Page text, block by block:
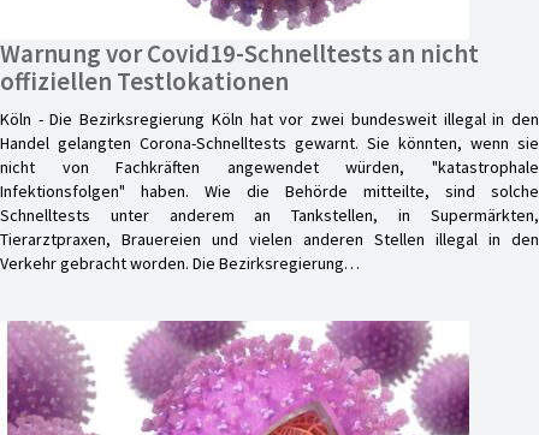
Warnung vor Covid19-Schnelltests an nicht
offiziellen Testlokationen
Köln - Die Bezirksregierung Köln hat vor zwei bundesweit illegal in den
Handel gelangten Corona-Schnelltests gewarnt. Sie könnten, wenn sie
nicht von Fachkräften angewendet würden, "katastrophale
Infektionsfolgen" haben. Wie die Behörde mitteilte, sind solche
Schnelltests unter anderem an Tankstellen, in Supermärkten,
Tierarztpraxen, Brauereien und vielen anderen Stellen illegal in den
Verkehr gebracht worden. Die Bezirksregierung…